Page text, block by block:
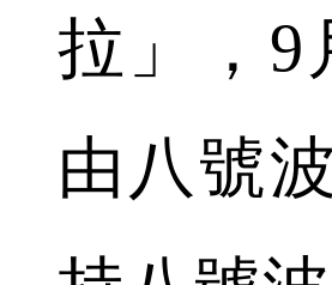
拉」，9
由八號